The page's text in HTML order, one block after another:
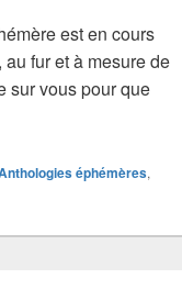
est en cours
au fur et à mesure de
sur vous pour que
éphémères,